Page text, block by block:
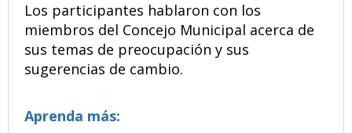
Los participantes hablaron con los
miembros del Concejo Municipal acerca de
sus temas de preocupación y sus
sugerencias de cambio.
Aprenda más: